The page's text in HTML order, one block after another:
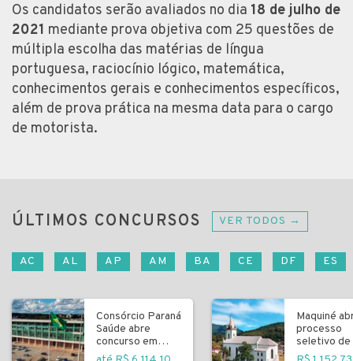
Os candidatos serão avaliados no dia 18 de julho de
2021 mediante prova objetiva com 25 questões de
múltipla escolha das matérias de língua
portuguesa, raciocínio lógico, matemática,
conhecimentos gerais e conhecimentos específicos,
além de prova prática na mesma data para o cargo
de motorista.
ÚLTIMOS CONCURSOS VER TODOS →
AC AL AP AM BA CE DF ES
Consórcio Paraná
Saúde abre
concurso em
Curitiba
Maquiné
processo
seletivo de